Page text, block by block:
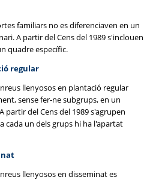
familiars no es diferenciaven en un
A partir del Cens del 1989 s'inclouen
quadre específic.
regular
llenyosos en plantació regular
sense fer-ne subgrups, en un
partir del Cens del 1989 s'agrupen
cada un dels grups hi ha l'apartat
llenyosos en disseminat es